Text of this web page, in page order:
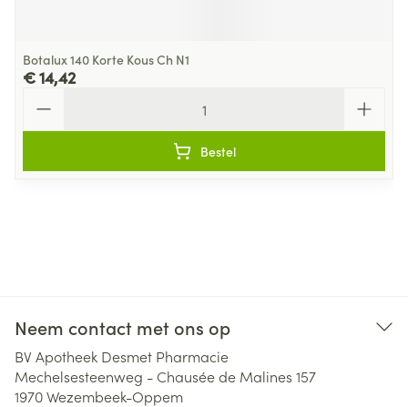
Botalux 140 Korte Kous Ch N1
€ 14,42
Bestel
Neem contact met ons op
BV Apotheek Desmet Pharmacie
Mechelsesteenweg - Chausée de Malines 157
1970Wezembeek-Oppem